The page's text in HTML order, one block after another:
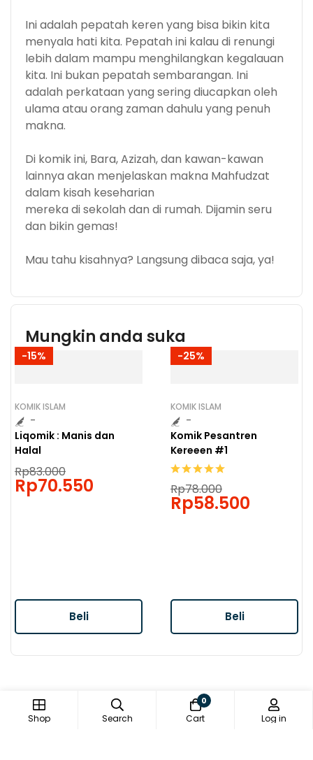
Ini adalah pepatah keren yang bisa bikin kita
menyala hati kita. Pepatah ini kalau di renungi
lebih dalam mampu menghilangkan kegalauan
kita. Ini bukan pepatah sembarangan. Ini
adalah perkataan yang sering diucapkan oleh
ulama atau orang zaman dahulu yang penuh
makna.
Di komik ini, Bara, Azizah, dan kawan-kawan
lainnya akan menjelaskan makna Mahfudzat
dalam kisah keseharian
mereka di sekolah dan di rumah. Dijamin seru
dan bikin gemas!
Mau tahu kisahnya? Langsung dibaca saja, ya!
Mungkin anda suka
-15%
KOMIK ISLAM
-
Liqomik : Manis dan
Halal
Rp83.000
Rp70.550
Beli
-25%
KOMIK ISLAM
-
Komik Pesantren
Kereeen #1
Rp78.000
Rp58.500
Beli
Shop Search
0
Cart Log in